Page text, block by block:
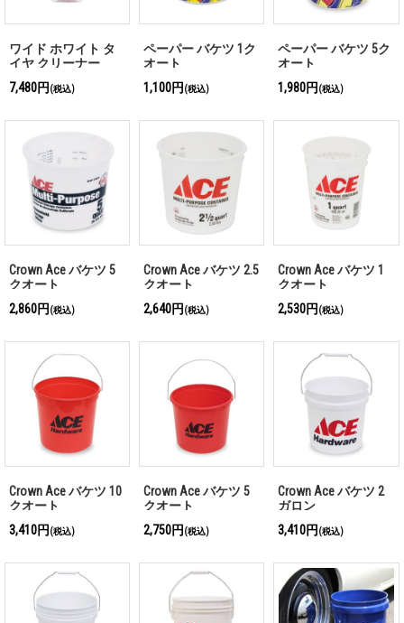
ワイド ホワイト タ
イヤ クリーナー
7,480円 (税込)
ペーパー バケツ 1ク
オート
1,100円 (税込)
ペーパー バケツ 5ク
オート
1,980円 (税込)
Crown Ace バケツ 5
クオート
2,860円 (税込)
Crown Ace バケツ 2.5
クオート
2,640円 (税込)
Crown Ace バケツ 1
クオート
2,530円 (税込)
Crown Ace バケツ 10
クオート
3,410円 (税込)
Crown Ace バケツ 5
クオート
2,750円 (税込)
Crown Ace バケツ 2
ガロン
3,410円 (税込)